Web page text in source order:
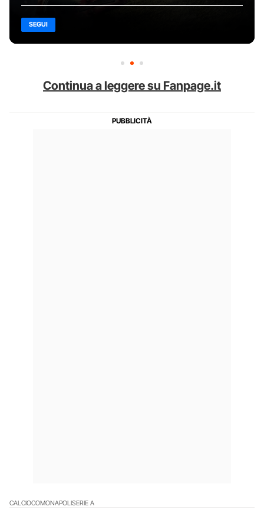
SEGUI
Continua a leggere su Fanpage.it
CALCIOCOMONAPOLISERIE A